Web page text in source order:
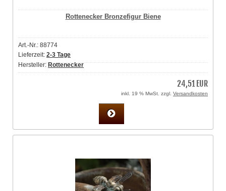
Rottenecker Bronzefigur Biene
Art.-Nr.: 88774
Lieferzeit: 2-3 Tage
Hersteller:Rottenecker
24,51 EUR
inkl. 19 % MwSt. zzgl. Versandkosten